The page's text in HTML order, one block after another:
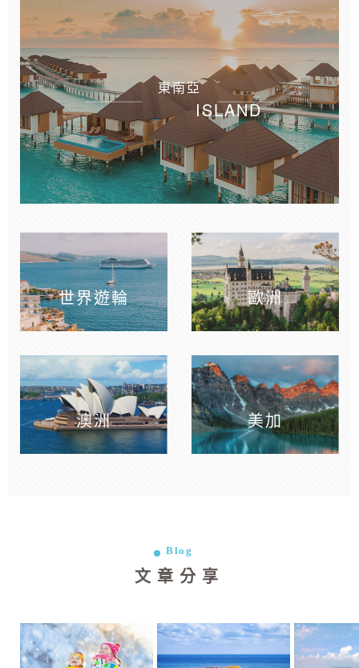
ISLAND
東南亞
世界遊輪 歐洲
澳洲 美加
Blog
文章分享